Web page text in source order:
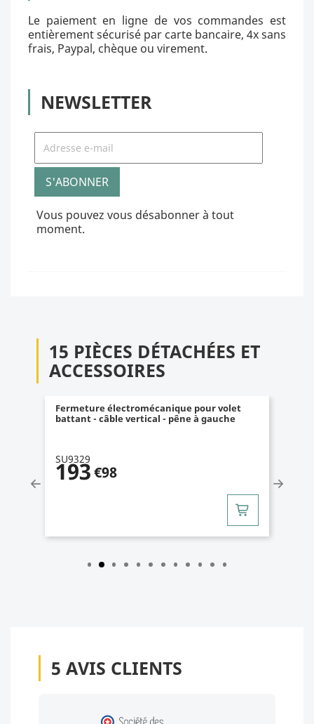
Le paiement en ligne de vos commandes est
entièrement sécurisé par carte bancaire, 4x sans
frais, Paypal, chèque ou virement.
NEWSLETTER
Vous pouvez vous désabonner à tout
moment.
15 PIÈCES DÉTACHÉES ET
ACCESSOIRES
Fermeture électromécanique pour volet
battant - câble vertical - pêne à droite
SU9330
193€98
5 AVIS CLIENTS